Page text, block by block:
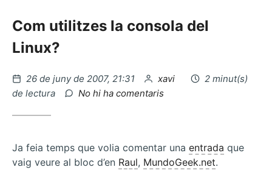
Com utilitzes la consola del
Linux?
Publicat
el
26 de juny de 2007, 21:31 per
xavi
2 minut(s)
de lectura
No hi ha comentaris
un
usuari
en
Ja feia temps que volia comentar una entrada que
vaig veure al bloc d’en Raul, MundoGeek.net.